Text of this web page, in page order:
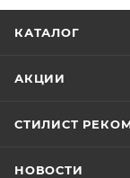
КАТАЛОГ
АКЦИИ
СТИЛИСТ
НОВОСТИ